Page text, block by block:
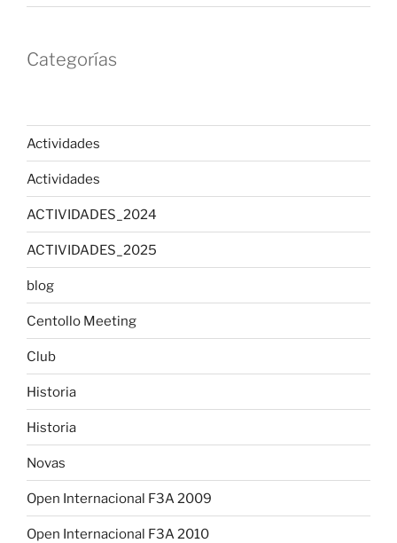
Categorías
Actividades
Actividades
ACTIVIDADES_2024
ACTIVIDADES_2025
blog
Centollo Meeting
Club
Historia
Historia
Novas
Open Internacional F3A 2009
Open Internacional F3A 2010